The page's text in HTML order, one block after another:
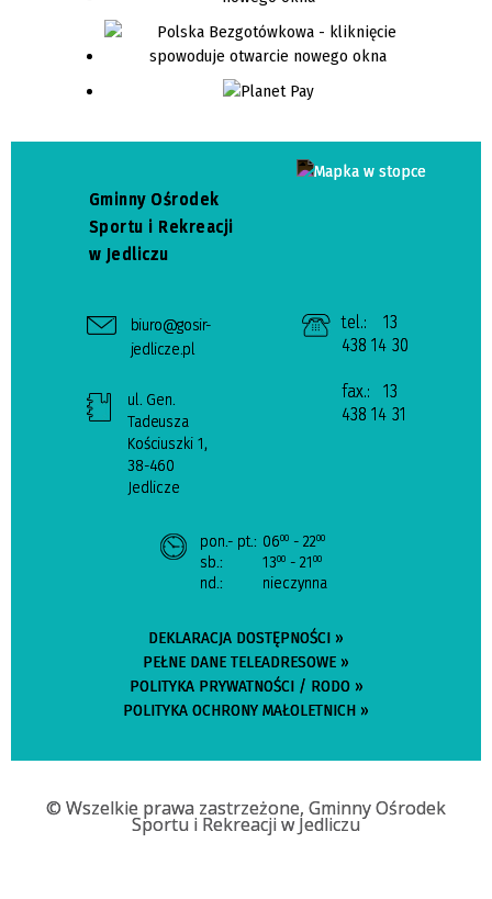
Gminny Ośrodek
Sportu i Rekreacji
w Jedliczu
biuro@gosir-
jedlicze.pl
ul. Gen.
Tadeusza
Kościuszki 1,
38-460
Jedlicze
tel.:
13
438 14 30
fax.:
13
438 14 31
pon.- pt.: 0600 - 2200
sb.: 1300 - 21 00
nd.: nieczynna
DEKLARACJA DOSTĘPNOŚCI »
PEŁNE DANE TELEADRESOWE »
POLITYKA PRYWATNOŚCI / RODO »
POLITYKA OCHRONY MAŁOLETNICH »
© Wszelkie prawa zastrzeżone, Gminny Ośrodek
Sportu i Rekreacji w Jedliczu